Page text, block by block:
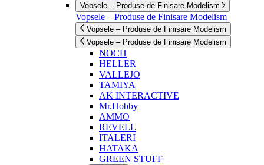
Vopsele – Produse de Finisare Modelism
Vopsele – Produse de Finisare Modelism
Vopsele – Produse de Finisare Modelism
Vopsele – Produse de Finisare Modelism
NOCH
HELLER
VALLEJO
TAMIYA
AK INTERACTIVE
Mr.Hobby
AMMO
REVELL
ITALERI
HATAKA
GREEN STUFF